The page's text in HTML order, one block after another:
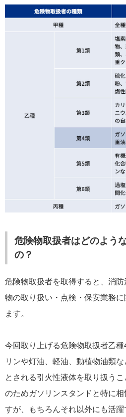
危険物取扱者はどのよう
の？
危険物取扱者を取得すると、消
物の取り扱い・点検・保安業務
ます。
今回取り上げる危険物取扱者乙
リンや灯油、軽油、動植物油類
とされる引火性液体を取り扱う
のためガソリンスタンドと特に
すが、もちろんそれ以外にも活